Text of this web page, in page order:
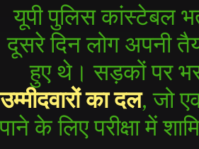
यूपी पुलिस कांस्टेबल
दूसरे दिन लोग अपनी
हुए थे। सड़कों पर
उम्मीदवारों का दल, जो
पाने के लिए परीक्षा में